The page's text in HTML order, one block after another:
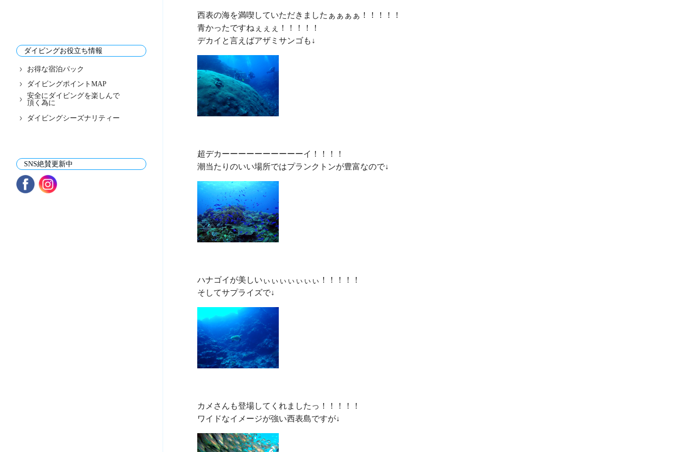
ダイビングお役立ち情報
お得な宿泊パック
ダイビングポイントMAP
安全にダイビングを楽しんで
頂く為に
ダイビングシーズナリティー
SNS絶賛更新中
西表の海を満喫していただきましたぁぁぁぁ！！！！！
青かったですねぇぇぇ！！！！！
超デカーーーーーーーーーーイ！！！！
ハナゴイが美しいぃぃぃぃぃぃぃ！！！！！
カメさんも登場してくれましたっ！！！！！